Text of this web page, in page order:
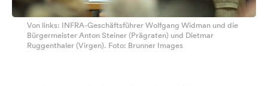
Von links: INFRA-Geschäftsführer Wolfgang Widman und die
Bürgermeister Anton Steiner (Prägraten) und Dietmar
Ruggenthaler (Virgen). Foto: Brunner Images